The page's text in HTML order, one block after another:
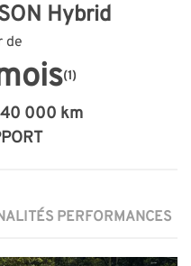
Hybrid
de
(1)
000 km
PERFORMANCES